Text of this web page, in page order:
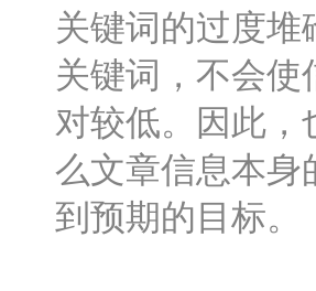
关键词的过度
关键词，不会
对较低。因此
么文章信息本身
到预期的目标。